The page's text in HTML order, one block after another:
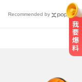
Recommended by